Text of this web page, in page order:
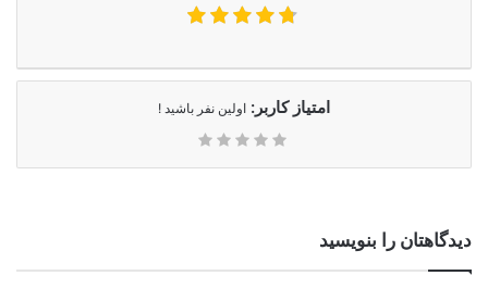
امتیاز کاربر: اولین نفر باشید !
دیدگاهتان را بنویسید